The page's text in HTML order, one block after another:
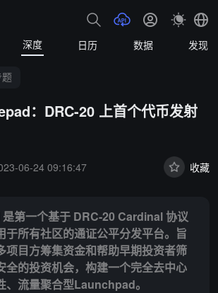
深度 日历 数据 发现
题
：DRC-20 上首个代币发射
06-24 09:16:47 收藏
第一个基于 DRC-20 Cardinal 协议
于所有社区的通证公平分发平台。旨
项目方筹集资金和帮助早期投资者筛
全的投资机会，构建一个完全去中心
、流量聚合型Launchpad。